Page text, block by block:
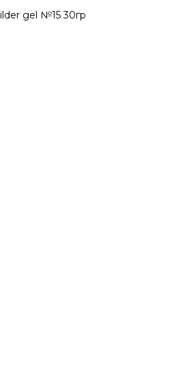
gel №15 30гр